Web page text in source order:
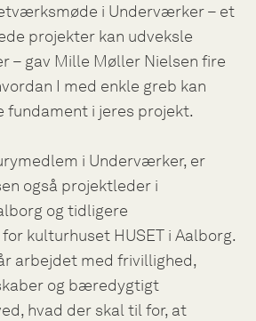
i Underværker – et
projekter kan udveksle
– gav Mille Møller Nielsen fire
I med enkle greb kan
fundament i jeres projekt.
i Underværker, er
også projektleder i
og tidligere
kulturhuset HUSET i Aalborg.
arbejdet med frivillighed,
og bæredygtigt
hvad der skal til for, at